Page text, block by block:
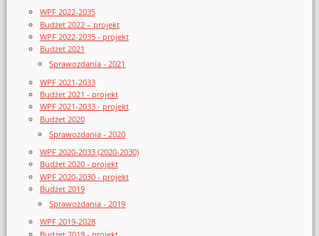
WPF 2022-2035
Budżet 2022 – projekt
WPF 2022-2035 - projekt
Budżet 2021
Sprawozdania - 2021
WPF 2021-2033
Budżet 2021 - projekt
WPF 2021-2033 - projekt
Budżet 2020
Sprawozdania - 2020
WPF 2020-2033 (2020-2030)
Budżet 2020 - projekt
WPF 2020-2030 - projekt
Budżet 2019
Sprawozdania - 2019
WPF 2019-2028